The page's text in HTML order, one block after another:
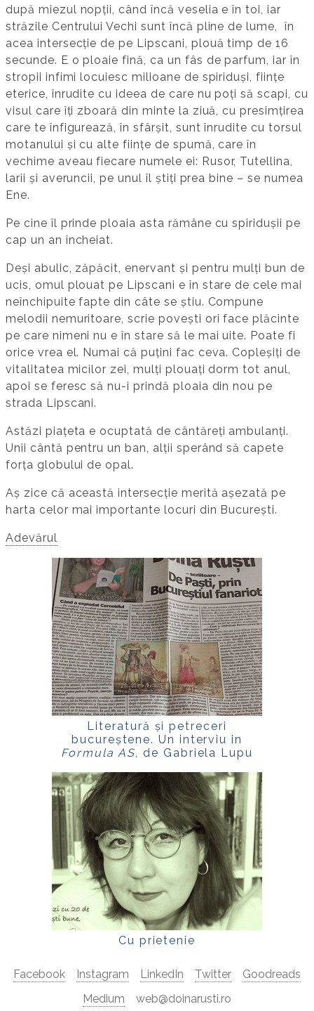
după miezul nopții, când încă veselia e în toi, iar
străzile Centrului Vechi sunt încă pline de lume, în
acea intersecție de pe Lipscani, plouă timp de 16
secunde. E o ploaie fină, ca un fâs de parfum, iar în
stropii infimi locuiesc milioane de spiriduși, ființe
eterice, înrudite cu ideea de care nu poți să scapi, cu
visul care îți zboară din minte la ziuă, cu presimțirea
care te înfigurează, în sfârșit, sunt înrudite cu torsul
motanului și cu alte ființe de spumă, care în
vechime aveau fiecare numele ei: Rusor, Tutellina,
larii și averuncii, pe unul îl știți prea bine – se numea
Ene.
Pe cine îl prinde ploaia asta rămâne cu spiridușii pe
cap un an încheiat.
Deși abulic, zăpăcit, enervant și pentru mulți bun de
ucis, omul plouat pe Lipscani e în stare de cele mai
neînchipuite fapte din câte se știu. Compune
melodii nemuritoare, scrie povești ori face plăcinte
pe care nimeni nu e în stare să le mai uite. Poate fi
orice vrea el. Numai că puțini fac ceva. Copleșiți de
vitalitatea micilor zei, mulți plouați dorm tot anul,
apoi se feresc să nu-i prindă ploaia din nou pe
strada Lipscani.
Astăzi piațeta e ocuptată de cântăreți ambulanți.
Unii cântă pentru un ban, alții sperând să capete
forța globului de opal.
Aș zice că această intersecție merită așezată pe
harta celor mai importante locuri din București.
Adevărul
Literatură și petreceri
bucureștene. Un interviu in
Formula AS , de Gabriela Lupu
Cu prietenie
Facebook Instagram LinkedIn Twitter
Goodreads
Medium
web@doinarusti.ro